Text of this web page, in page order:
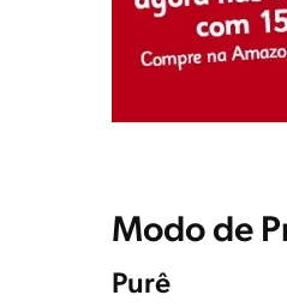
Modo de
Purê